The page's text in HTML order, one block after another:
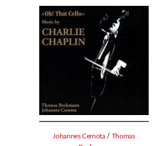
Johannes Cernota / Thomas